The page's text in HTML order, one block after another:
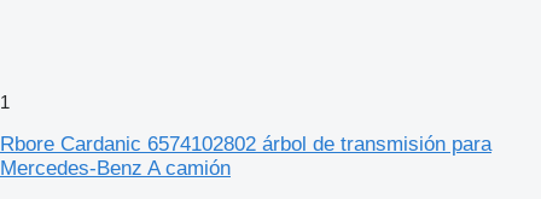
1
Rbore Cardanic 6574102802 árbol de transmisión para
Mercedes-Benz A camión